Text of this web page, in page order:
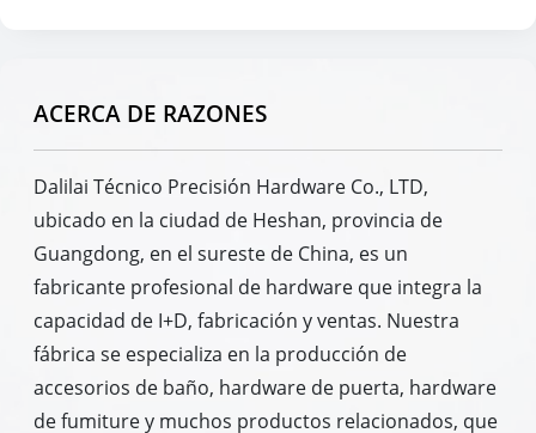
ACERCA DE RAZONES
Dalilai Técnico Precisión Hardware Co., LTD,
ubicado en la ciudad de Heshan, provincia de
Guangdong, en el sureste de China, es un
fabricante profesional de hardware que integra la
capacidad de I+D, fabricación y ventas. Nuestra
fábrica se especializa en la producción de
accesorios de baño, hardware de puerta, hardware
de fumiture y muchos productos relacionados, que